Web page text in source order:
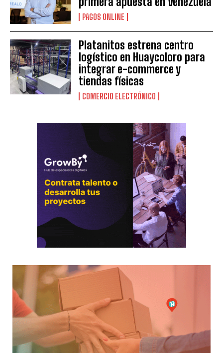
PAGOS ONLINE
Platanitos estrena centro
logístico en Huaycoloro para
integrar e-commerce y
tiendas físicas
COMERCIO ELECTRÓNICO